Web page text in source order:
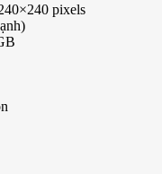
pixels